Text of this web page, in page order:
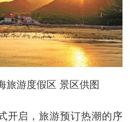
旅游度假区 景区供图
启，旅游预订热潮的序